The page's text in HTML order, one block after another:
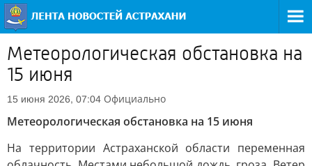
Метеорологическая обстановка на
15 июня
15 июня 2026, 07:04 Официально
Метеорологическая обстановка на 15 июня
На территории Астраханской области переменная